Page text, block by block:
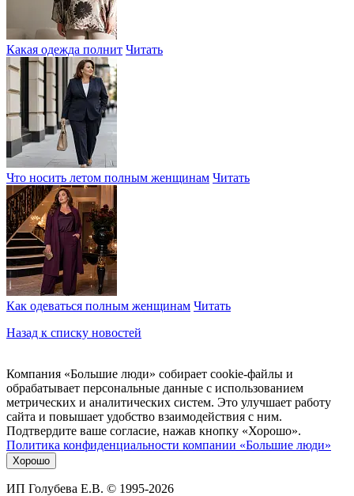
Какая одежда полнит Читать
Что носить летом полным женщинам Читать
Как одеваться полным женщинам Читать
Назад к списку новостей
Компания «Большие люди» собирает cookie-файлы и
обрабатывает персональные данные с использованием
метрических и аналитических систем. Это улучшает работу
сайта и повышает удобство взаимодействия с ним.
Подтвердите ваше согласие, нажав кнопку «Хорошо».
Политика конфиденциальности компании «Большие люди»
Хорошо
ИП Голубева Е.В. © 1995-2026